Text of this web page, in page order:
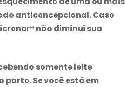
anticoncepcional. Caso
® não diminui sua
somente leite
parto. Se você está em